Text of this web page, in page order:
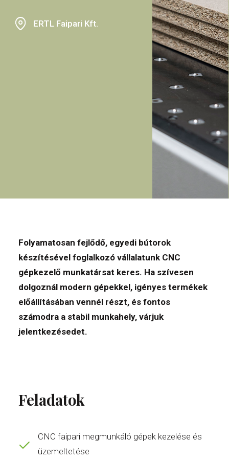
ERTL Faipari Kft.
Folyamatosan fejlődő, egyedi bútorok
készítésével foglalkozó vállalatunk CNC
gépkezelő munkatársat keres. Ha szívesen
dolgoznál modern gépekkel, igényes termékek
előállításában vennél részt, és fontos
számodra a stabil munkahely, várjuk
jelentkezésedet.
Feladatok
CNC faipari megmunkáló gépek kezelése és
üzemeltetése